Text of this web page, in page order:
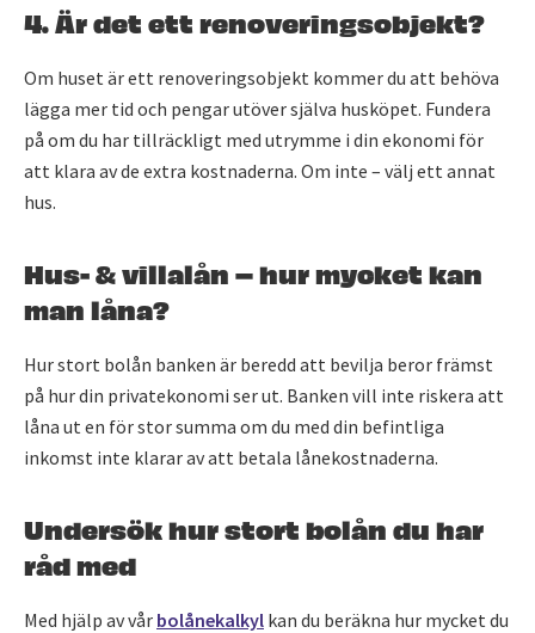
4. Är det ett renoveringsobjekt?
Om huset är ett renoveringsobjekt kommer du att behöva
lägga mer tid och pengar utöver själva husköpet. Fundera
på om du har tillräckligt med utrymme i din ekonomi för
att klara av de extra kostnaderna. Om inte – välj ett annat
hus.
Hus- & villalån – hur mycket kan
man låna?
Hur stort bolån banken är beredd att bevilja beror främst
på hur din privatekonomi ser ut. Banken vill inte riskera att
låna ut en för stor summa om du med din befintliga
inkomst inte klarar av att betala lånekostnaderna.
Undersök hur stort bolån du har
råd med
Med hjälp av vår bolånekalkyl kan du beräkna hur mycket du